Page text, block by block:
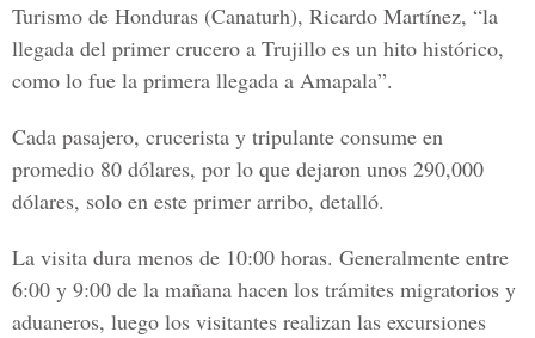
Turismo de Honduras (Canaturh), Ricardo Martínez, “la
llegada del primer crucero a Trujillo es un hito histórico,
como lo fue la primera llegada a Amapala”.
Cada pasajero, crucerista y tripulante consume en
promedio 80 dólares, por lo que dejaron unos 290,000
dólares, solo en este primer arribo, detalló.
La visita dura menos de 10:00 horas. Generalmente entre
6:00 y 9:00 de la mañana hacen los trámites migratorios y
aduaneros, luego los visitantes realizan las excursiones